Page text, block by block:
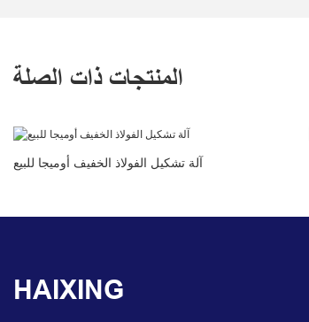
المنتجات ذات الصلة
آلة تشكيل الفولاذ الخفيف أوميجا للبيع
HAIXING